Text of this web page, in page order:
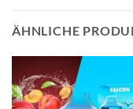
ÄHNLICHE